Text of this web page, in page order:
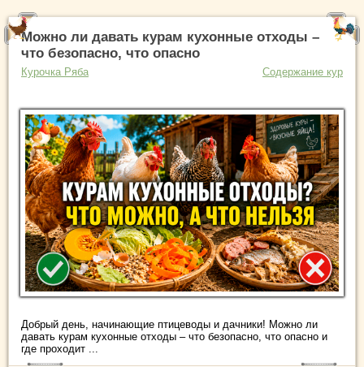
Можно ли давать курам кухонные отходы –
что безопасно, что опасно
Курочка Ряба Содержание кур
Добрый день, начинающие птицеводы и дачники! Можно ли
давать курам кухонные отходы – что безопасно, что опасно и
где проходит ...